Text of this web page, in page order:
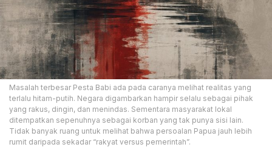
Masalah terbesar Pesta Babi ada pada caranya melihat realitas yang
terlalu hitam-putih. Negara digambarkan hampir selalu sebagai pihak
yang rakus, dingin, dan menindas. Sementara masyarakat lokal
ditempatkan sepenuhnya sebagai korban yang tak punya sisi lain.
Tidak banyak ruang untuk melihat bahwa persoalan Papua jauh lebih
rumit daripada sekadar “rakyat versus pemerintah”.